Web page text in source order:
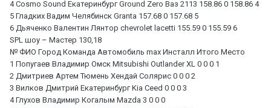
4 Cosmo Sound Екатеринбург Ground Zero Ваз 2113 158.86 0 158.86 4
5 Гладких Вадим Челябинск Granta 157.68 0 157.68 5
6 Дьяченко Валентин Лянтор chevrolet lacetti 155.59 0 155.59 6
SPL шоу – Мастер 130,18
№ ФИО Город Команда Автомобиль max Инсталл Итого Место
1 Попугаев Владимир Омск Mitsubishi Outlander XL 0 0 0 1
2 Дмитриев Артем Тюмень Хендай Солярис 0 0 0 2
3 Вилков Дмитрий Екатеринбург Kia Ceed 0 0 0 3
4 Глухов Владимир Когалым Mazda 3 0 0 0